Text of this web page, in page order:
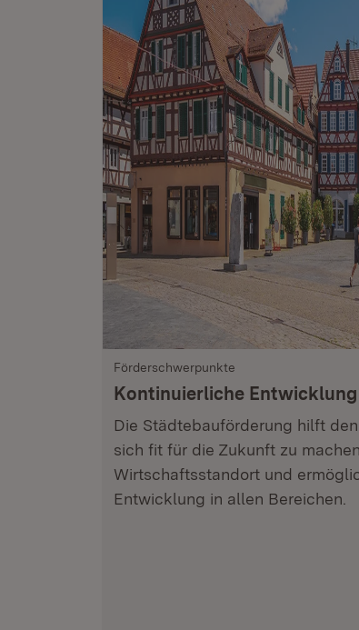
Förderschwerpunkte
Kontinuierliche Entwicklung
Die Städtebauförderung hilft
sich fit für die Zukunft zu
Wirtschaftsstandort und
Entwicklung in allen Bereichen.